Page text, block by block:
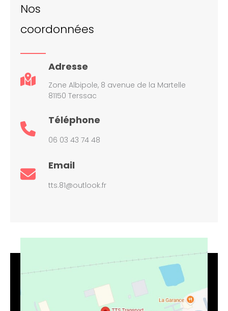
Nos
coordonnées
Adresse
Zone Albipole, 8 avenue de la Martelle
81150 Terssac
Téléphone
06 03 43 74 48
Email
tts.81@outlook.fr